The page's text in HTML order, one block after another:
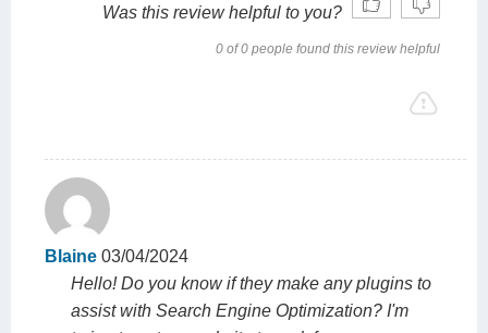
Was this review helpful to you?
0 of 0 people found this review helpful
Blaine 03/04/2024
Hello! Do you know if they make any plugins to
assist with Search Engine Optimization? I'm